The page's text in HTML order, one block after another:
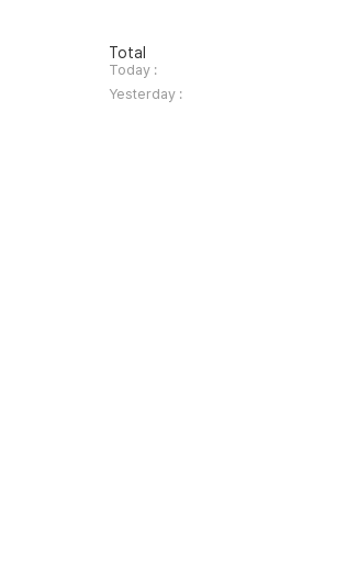
방
문
자
수
Total
Today :
Yesterday :